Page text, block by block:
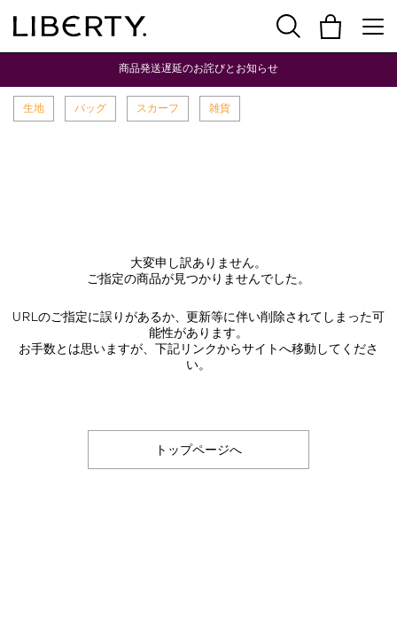
商品発送遅延のお詫びとお知らせ
生地 バッグ スカーフ 雑貨
大変申し訳ありません。
ご指定の商品が見つかりませんでした。
URLのご指定に誤りがあるか、更新等に伴い削除されてしまった可
能性があります。
お手数とは思いますが、下記リンクからサイトへ移動してくださ
い。
トップページへ